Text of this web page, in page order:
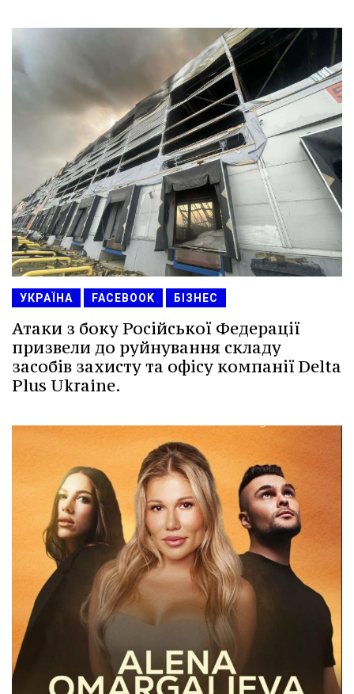
УКРАЇНА FACEBOOK БІЗНЕС
Атаки з боку Російської Федерації
призвели до руйнування складу
засобів захисту та офісу компанії Delta
Plus Ukraine.